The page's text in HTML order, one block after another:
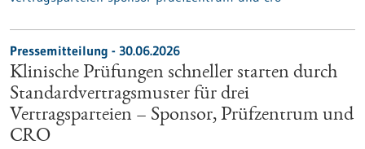
Pressemitteilung - 30.06.2026
Klinische Prüfungen schneller starten durch
Standardvertragsmuster für drei
Vertragsparteien – Sponsor, Prüfzentrum und
CRO